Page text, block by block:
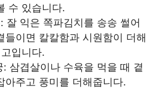
수 있습니다.
잘 익은 쪽파김치를 송송 썰어
들이면 칼칼함과 시원함이 더해
입니다.
삼겹살이나 수육을 먹을 때 곁
아주고 풍미를 더해줍니다.